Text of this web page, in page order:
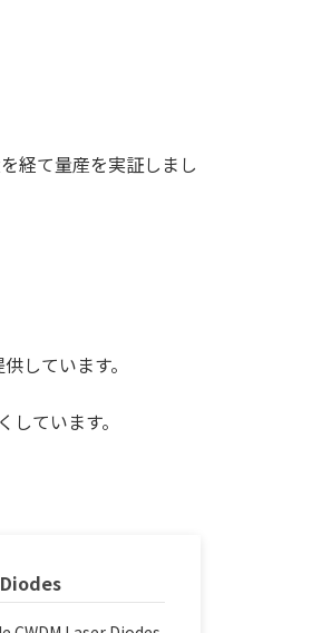
経て量産を実証しまし
しています。
ています。